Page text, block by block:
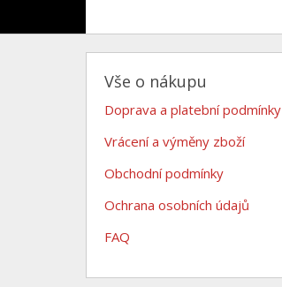
Vše o nákupu
Doprava a platební podmínky
Vrácení a výměny zboží
Obchodní podmínky
Ochrana osobních údajů
FAQ